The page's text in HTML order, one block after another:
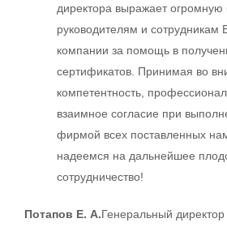
директора выражает огромную
руководителям и сотрудникам
компании за помощь в
сертификатов. Принимая во
компетентность,
взаимное согласие при
фирмой всех поставленных
надеемся на дальнейшее
сотрудничество!
Потапов Е. А.Генеральный